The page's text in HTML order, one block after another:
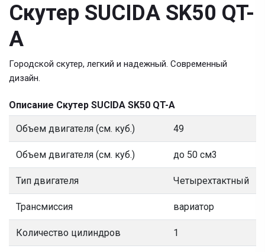
Скутер SUCIDA SK50 QT-
A
Городской скутер, легкий и надежный. Современный
дизайн.
Описание Скутер SUCIDA SK50 QT-A
Объем двигателя (см. куб.) 49
Объем двигателя (см. куб.) до 50 см3
Тип двигателя Четырехтактный
Трансмиссия вариатор
Количество цилиндров 1